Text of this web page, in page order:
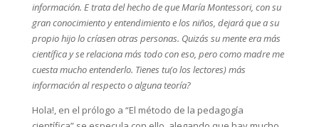
información. E trata del hecho de que María Montessori, con su
gran conocimiento y entendimiento e los niños, dejará que a su
propio hijo lo críasen otras personas. Quizás su mente era más
científica y se relaciona más todo con eso, pero como madre me
cuesta mucho entenderlo. Tienes tu(o los lectores) más
información al respecto o alguna teoría?
Hola!, en el prólogo a “El método de la pedagogía